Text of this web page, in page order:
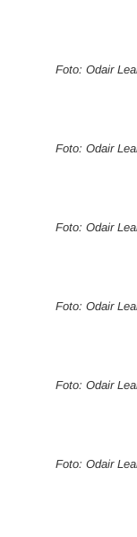
Foto: Odair
Foto: Odair
Foto: Odair
Foto: Odair
Foto: Odair
Foto: Odair